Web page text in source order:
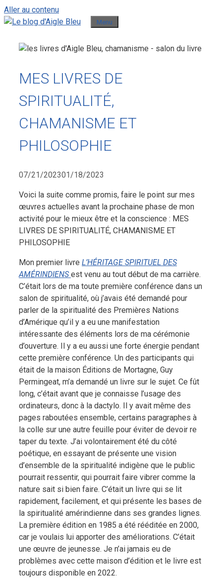
Aller au contenu
Menu
MES LIVRES DE
SPIRITUALITÉ,
CHAMANISME ET
PHILOSOPHIE
07/21/202301/18/2023
Voici la suite comme promis, faire le point sur mes
œuvres actuelles avant la prochaine phase de mon
activité pour le mieux être et la conscience : MES
LIVRES DE SPIRITUALITÉ, CHAMANISME ET
PHILOSOPHIE
Mon premier livre L’HÉRITAGE SPIRITUEL DES
AMÉRINDIENSest venu au tout début de ma carrière.
C’était lors de ma toute première conférence dans un
salon de spiritualité, où j’avais été demandé pour
parler de la spiritualité des Premières Nations
d’Amérique qu’il y a eu une manifestation
intéressante des éléments lors de ma cérémonie
d’ouverture. Il y a eu aussi une forte énergie pendant
cette première conférence. Un des participants qui
était de la maison Éditions de Mortagne, Guy
Permingeat, m’a demandé un livre sur le sujet. Ce fût
long, c’était avant que je connaisse l’usage des
ordinateurs, donc à la dactylo. Il y avait même des
pages raboutées ensemble, certains paragraphes à
la colle sur une autre feuille pour éviter de devoir re
taper du texte. J’ai volontairement été du côté
poétique, en essayant de présente une vision
d’ensemble de la spiritualité indigène que le public
pourrait ressentir, qui pourrait faire vibrer comme la
nature sait si bien faire. C’était un livre qui se lit
rapidement, facilement, et qui présente les bases de
la spiritualité amérindienne dans ses grandes lignes.
La première édition en 1985 a été rééditée en 2000,
car je voulais lui apporter des améliorations. C’était
une œuvre de jeunesse. Je n’ai jamais eu de
problèmes avec cette maison d’édition et le livre est
toujours disponible en 2022.